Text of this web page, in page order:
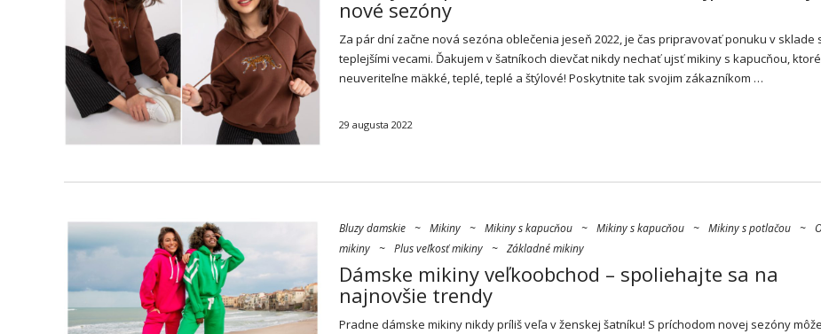
nové sezóny
Za pár dní začne nová sezóna oblečenia jeseň 2022, je čas pripravovať ponuku v sklade
teplejšími vecami. Ďakujem v šatníkoch dievčat nikdy nechať ujsťmikiny s kapucňou,
neuveriteľne mäkké, teplé, teplé a štýlové! Poskytnite tak svojim zákazníkom …
29 augusta 2022
Bluzy damskie ~ Mikiny ~ Mikiny s kapucňou ~ Mikiny s kapucňou ~ Mikiny s potlačou ~
mikiny ~ Plus veľkosť mikiny ~ Základné mikiny
Dámske mikiny veľkoobchod – spoliehajte sa na
najnovšie trendy
Pradne dámske mikinynikdy príliš veľa v ženskej šatníku! S príchodom novej sezóny